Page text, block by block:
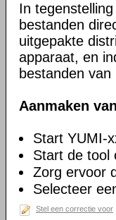
In
bestanden
uitgepakte
apparaat, en
bestanden
Aanmaken
Start YUMI-
Start de tool
Zorg ervoor
Selecteer
Stel een correctie voor